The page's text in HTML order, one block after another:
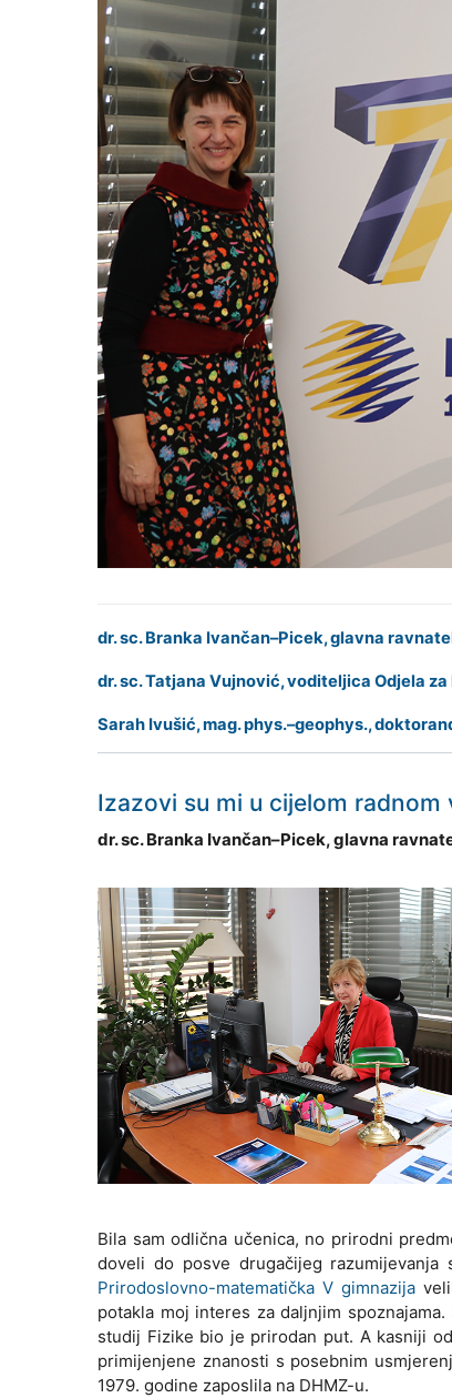
dr. sc. Branka Ivančan–Picek, glavna
dr. sc. Tatjana Vujnović, voditeljica Odjela
Sarah Ivušić, mag. phys.–geophys.,
Izazovi su mi u cijelom radnom
dr. sc. Branka Ivančan–Picek, glavna
Bila sam odlična učenica, no prirodni
doveli do posve drugačijeg
Prirodoslovno-matematička V gimnazija
potakla moj interes za daljnjim
studij Fizike bio je prirodan put. A kasniji
primijenjene znanosti s posebnim
1979. godine zaposlila na DHMZ-u.